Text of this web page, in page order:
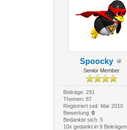
Spoocky
Senior Member
Beiträge: 291
Themen: 87
Registriert seit: Mar 2010
Bewertung: 0
Bedankte sich: 5
10x gedankt in 9 Beiträgen